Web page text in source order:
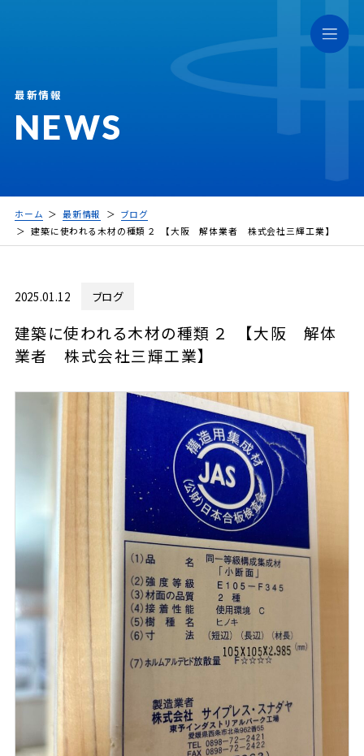
NEWS
最新情報
ホーム 最新情報
ブログ
建築に使われる木材の種類 ２ 【大阪 解体業者 株式会社三輝工業】
2025.01.12 ブログ
建築に使われる木材の種類 ２ 【大阪 解体
業者 株式会社三輝工業】